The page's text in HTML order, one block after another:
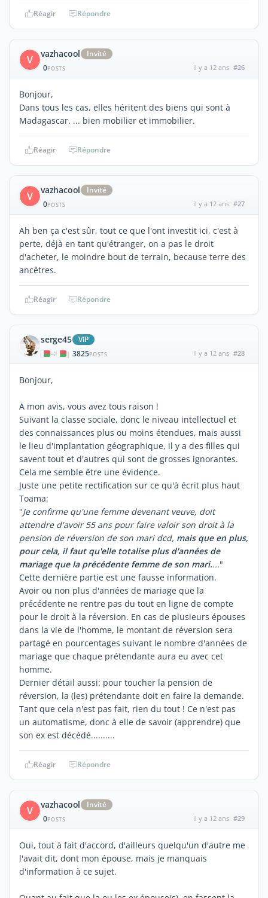
Réagir Répondre
V vazhacool
Invité
0POSTS il y a 12 ans #26
Bonjour,
Dans tous les cas, elles héritent des biens qui sont à
Madagascar. ... bien mobilier et immobilier.
Réagir Répondre
V vazhacool
Invité
0POSTS il y a 12 ans #27
Ah ben ça c'est sûr, tout ce que l'ont investit ici, c'est à
perte, déjà en tant qu'étranger, on a pas le droit
d'acheter, le moindre bout de terrain, because terre des
ancêtres.
Réagir Répondre
serge45 ViP
| 3825POSTS il y a 12 ans #28
Bonjour,
A mon avis, vous avez tous raison !
Suivant la classe sociale, donc le niveau intellectuel et
des connaissances plus ou moins étendues, mais aussi
le lieu d'implantation géographique, il y a des filles qui
savent tout et d'autres qui sont de grosses ignorantes.
Cela me semble être une évidence.
Juste une petite rectification sur ce qu'à écrit plus haut
Toama:
"Je confirme qu'une femme devenant veuve, doit
attendre d'avoir 55 ans pour faire valoir son droit à la
pension de réversion de son mari dcd, mais que en plus,
pour cela, il faut qu'elle totalise plus d'années de
mariage que la précédente femme de son mari...."
Cette dernière partie est une fausse information.
Avoir ou non plus d'années de mariage que la
précédente ne rentre pas du tout en ligne de compte
pour le droit à la réversion. En cas de plusieurs épouses
dans la vie de l'homme, le montant de réversion sera
partagé en pourcentages suivant le nombre d'années de
mariage que chaque prétendante aura eu avec cet
homme.
Dernier détail aussi: pour toucher la pension de
réversion, la (les) prétendante doit en faire la demande.
Tant que cela n'est pas fait, rien du tout ! Ce n'est pas
un automatisme, donc à elle de savoir (apprendre) que
son ex est décédé..........
Réagir Répondre
V vazhacool
Invité
0POSTS il y a 12 ans #29
Oui, tout à fait d'accord, d'ailleurs quelqu'un d'autre me
l'avait dit, dont mon épouse, mais je manquais
d'information à ce sujet.